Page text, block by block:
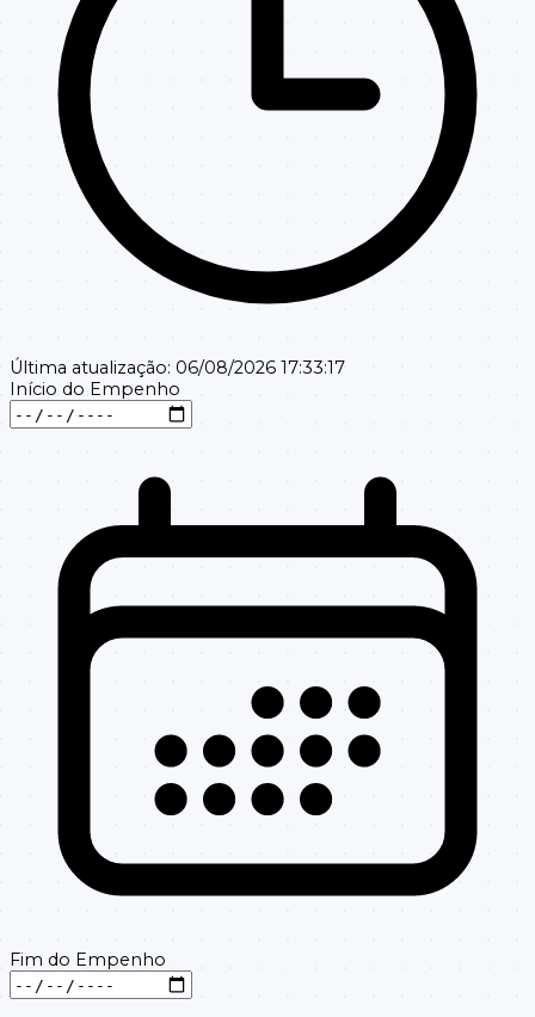
Última atualização: 06/08/2026 17:33:17
Início do Empenho
Fim do Empenho